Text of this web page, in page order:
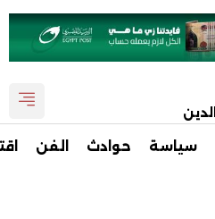
سياسة حوادث الفن